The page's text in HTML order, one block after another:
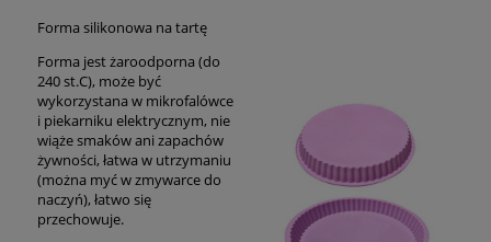
Forma silikonowa na tartę
Forma jest żaroodporna (do
240 st.C), może być
wykorzystana w mikrofalówce
i piekarniku elektrycznym, nie
wiąże smaków ani zapachów
żywności, łatwa w utrzymaniu
(można myć w zmywarce do
naczyń), łatwo się
przechowuje.